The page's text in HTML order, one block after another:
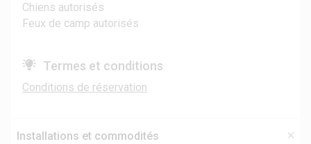
Chiens autorisés
Feux de camp autorisés
Termes et conditions
Conditions de réservation
Installations et commodités